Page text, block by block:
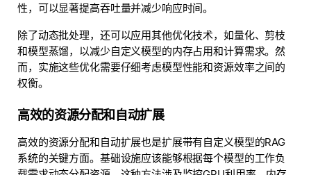
性，可以显著提高吞吐量并减少响应时间。
除了动态批处理，还可以应用其他优化技术，如量化、剪枝
和模型蒸馏，以减少自定义模型的内存占用和计算需求。然
而，实施这些优化需要仔细考虑模型性能和资源效率之间的
权衡。
高效的资源分配和自动扩展
高效的资源分配和自动扩展也是扩展带有自定义模型的RAG
系统的关键方面。基础设施应该能够根据每个模型的工作负